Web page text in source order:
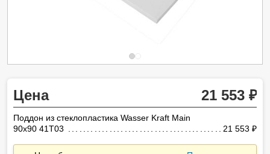
Цена 21 553
Поддон из стеклопластика Wasser Kraft Main
90х90 41T03
21 553